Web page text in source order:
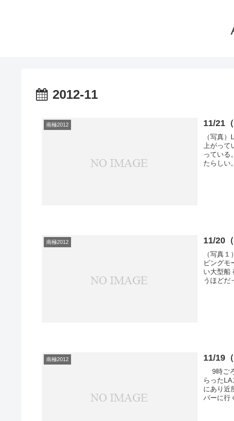
2012-11
南極2012 11/21
（写真
上がっ
っている
たらしい
南極2012 11/20
（写真
ピングモ
い大型船
うほどだ
南極2012 11/19
9時ごろ
らった
にあり近
パーに行